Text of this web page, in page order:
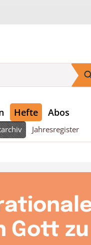
Hefte Abos
Jahresregister